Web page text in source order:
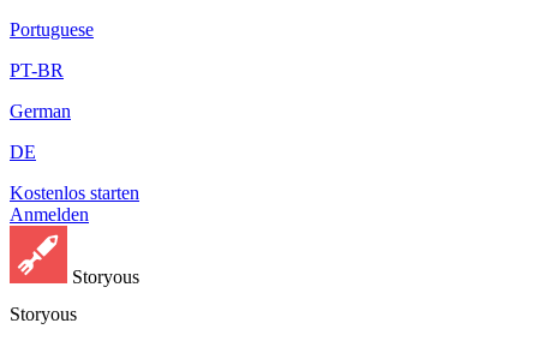
Portuguese
PT-BR
German
DE
Kostenlos starten
Anmelden
Storyous
Storyous